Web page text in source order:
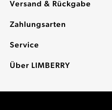
Versand & Rückgabe
Zahlungsarten
Service
Über LIMBERRY